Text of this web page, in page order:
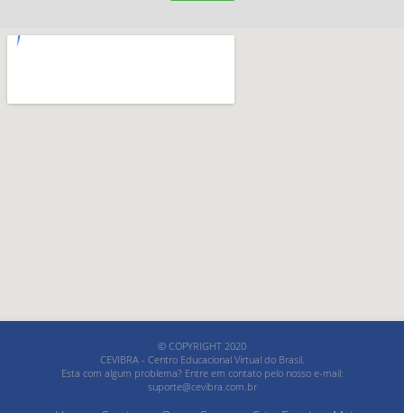
© COPYRIGHT 2020
CEVIBRA - Centro Educacional Virtual do Brasil.
Esta com algum problema? Entre em contato pelo nosso e-mail:
suporte@cevibra.com.br